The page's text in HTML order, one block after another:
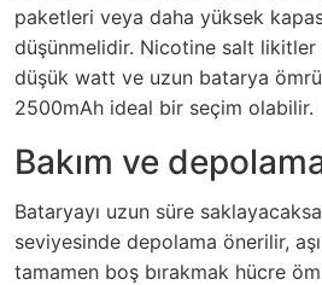
paketleri veya daha yüksek
düşünmelidir. Nicotine salt
düşük watt ve uzun batarya
2500mAh ideal bir seçim olabilir.
Bakım ve
Bataryayı uzun süre
seviyesinde depolama önerilir,
tamamen boş bırakmak hücre